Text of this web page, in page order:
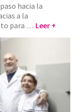
hacia la
a la
para … Leer +